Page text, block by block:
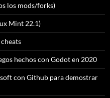
los mods/forks)
Mint 22.1)
hechos con Godot en 2020
con Github para demostrar